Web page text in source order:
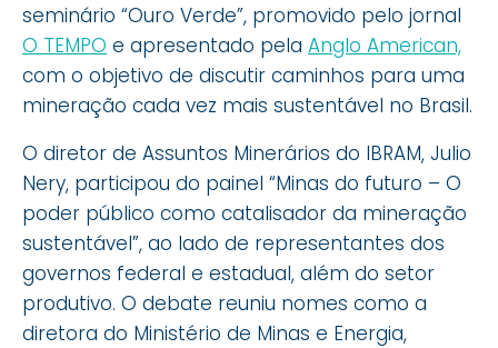
seminário “Ouro Verde”, promovido pelo jornal
O TEMPO e apresentado pela Anglo American,
com o objetivo de discutir caminhos para uma
mineração cada vez mais sustentável no Brasil.
O diretor de Assuntos Minerários do IBRAM, Julio
Nery, participou do painel “Minas do futuro – O
poder público como catalisador da mineração
sustentável”, ao lado de representantes dos
governos federal e estadual, além do setor
produtivo. O debate reuniu nomes como a
diretora do Ministério de Minas e Energia,